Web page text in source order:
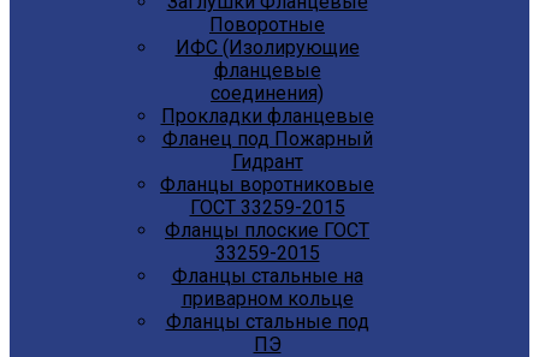
Поворотные
ИФС (Изолирующие
фланцевые
соединения)
Прокладки фланцевые
Фланец под Пожарный
Гидрант
Фланцы воротниковые
ГОСТ 33259-2015
Фланцы плоские ГОСТ
33259-2015
Фланцы стальные на
приварном кольце
Фланцы стальные под
ПЭ